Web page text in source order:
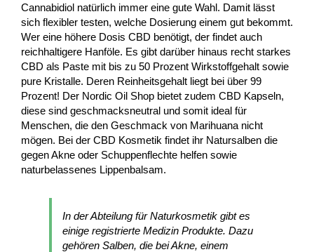
Cannabidiol natürlich immer eine gute Wahl. Damit lässt
sich flexibler testen, welche Dosierung einem gut bekommt.
Wer eine höhere Dosis CBD benötigt, der findet auch
reichhaltigere Hanföle. Es gibt darüber hinaus recht starkes
CBD als Paste mit bis zu 50 Prozent Wirkstoffgehalt sowie
pure Kristalle. Deren Reinheitsgehalt liegt bei über 99
Prozent! Der Nordic Oil Shop bietet zudem CBD Kapseln,
diese sind geschmacksneutral und somit ideal für
Menschen, die den Geschmack von Marihuana nicht
mögen. Bei der CBD Kosmetik findet ihr Natursalben die
gegen Akne oder Schuppenflechte helfen sowie
naturbelassenes Lippenbalsam.
In der Abteilung für Naturkosmetik gibt es
einige registrierte Medizin Produkte. Dazu
gehören Salben, die bei Akne, einem